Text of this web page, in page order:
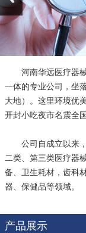
Previous
河南华远医疗器械
一体的专业公司，坐
大地）。这里环境优
开封小吃夜市名震全
公司自成立以来，
二类、第三类医疗器
备、卫生耗材，齿科
器、保健品等领域。
产品展示